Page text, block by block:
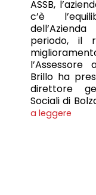
ASSB,
c’è
periodo, il
Brillo ha
direttore
Sociali di
a leggere